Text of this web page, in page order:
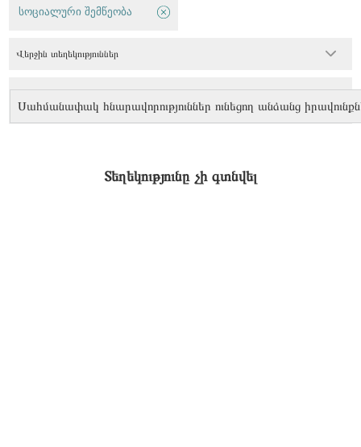
Սահմանափակ հնարավորություններ ունեցող անձանց
სოციალური შემწეობა
Վերջին տեղեկություններ
Տեղեկությունը չի գտնվել